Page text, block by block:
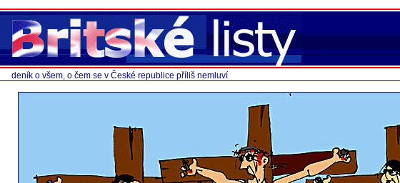
deník o všem, o čem se v České republice příliš nemluví